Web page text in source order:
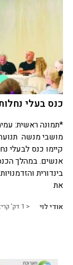
כנס בעלי
*תמונה ראשית:
מושבי מנשה
אנשים. במהלך
בינדורית
את
אודי לוי < 1 דק'